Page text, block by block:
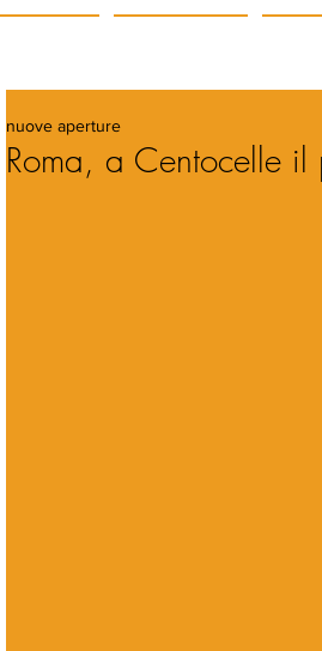
Roma, a Centocelle
nuove aperture